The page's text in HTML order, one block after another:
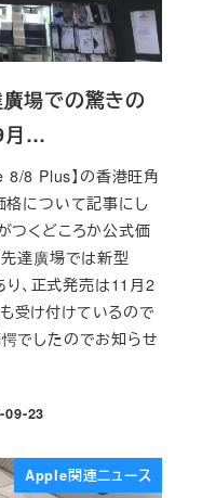
廣場での驚きの
月…
8/8 Plus】の香港旺角
格について記事にし
つくどころか公式価
先達廣場では新型
、正式発売は11月2
受け付けているので
でしたのでお知らせ
09-23
Apple関連ニュース